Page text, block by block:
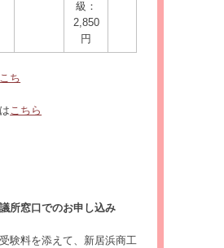
級：
2,850
円
こち
こちら
所窓口でのお申し込み
験料を添えて、新居浜商工